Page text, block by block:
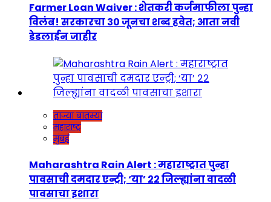
Farmer Loan Waiver : शेतकरी कर्जमाफीला पुन्हा
विलंब! सरकारचा ३० जूनचा शब्द हवेत; आता नवी
डेडलाईन जाहीर
ताज्या बातम्या
महाराष्ट्र
मुंबई
Maharashtra Rain Alert : महाराष्ट्रात पुन्हा
पावसाची दमदार एन्ट्री; ‘या’ २२ जिल्ह्यांना वादळी
पावसाचा इशारा